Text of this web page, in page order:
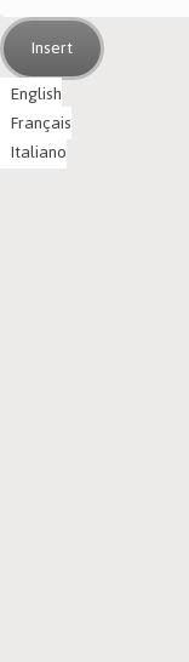
Insert
English
Français
Italiano